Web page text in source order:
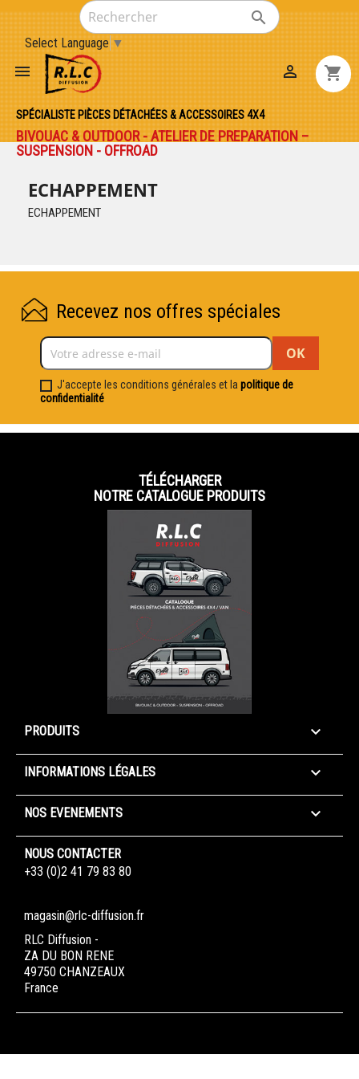

Select Language ▼
 shopping_cart

SPÉCIALISTE PIÈCES DÉTACHÉES & ACCESSOIRES 4X4
BIVOUAC & OUTDOOR - ATELIER DE PREPARATION –
SUSPENSION - OFFROAD
ECHAPPEMENT
ECHAPPEMENT
Recevez nos offres spéciales
J'accepte les conditions générales et la politique de
confidentialité
TÉLÉCHARGER
NOTRE CATALOGUE PRODUITS
PRODUITS 
INFORMATIONS LÉGALES 
NOS EVENEMENTS 
NOUS CONTACTER
+33 (0)2 41 79 83 80
magasin@rlc-diffusion.fr
RLC Diffusion -
ZA DU BON RENE
49750 CHANZEAUX
France